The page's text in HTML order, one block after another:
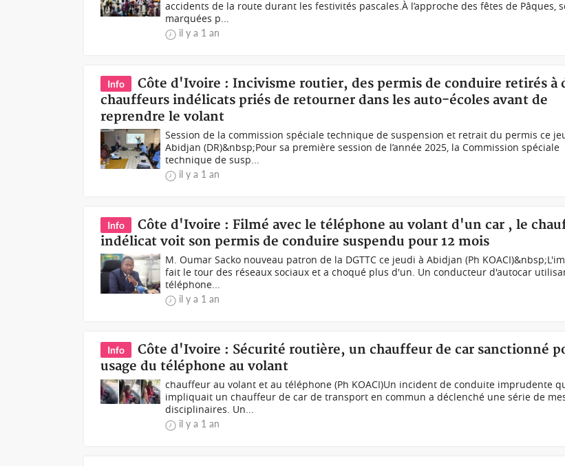
accidents de la route durant les festivités pascales.À l’approche des fêtes de Pâques,
marquées p...
il y a 1 an
Info
Côte d'Ivoire : Incivisme routier, des permis de conduire retirés à
chauffeurs indélicats priés de retourner dans les auto-écoles avant de
reprendre le volant
Session de la commission spéciale technique de suspension et retrait du permis ce
Abidjan (DR)&nbsp;Pour sa première session de l’année 2025, la Commission spéciale
technique de susp...
il y a 1 an
Info
Côte d'Ivoire : Filmé avec le téléphone au volant d'un car , le
indélicat voit son permis de conduire suspendu pour 12 mois
M. Oumar Sacko nouveau patron de la DGTTC ce jeudi à Abidjan (Ph
fait le tour des réseaux sociaux et a choqué plus d'un. Un conducteur d'autocar
téléphone...
il y a 1 an
Info
Côte d'Ivoire : Sécurité routière, un chauffeur de car sanctionné
usage du téléphone au volant
chauffeur au volant et au téléphone (Ph KOACI)Un incident de conduite imprudente
impliquait un chauffeur de car de transport en commun a déclenché une série de
disciplinaires. Un...
il y a 1 an